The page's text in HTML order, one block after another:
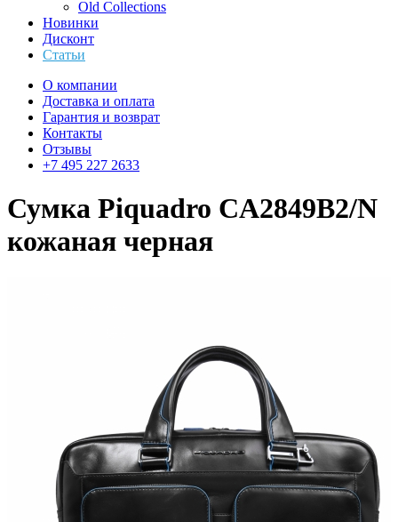
Old Collections
Новинки
Дисконт
Статьи
О компании
Доставка и оплата
Гарантия и возврат
Контакты
Отзывы
+7 495 227 2633
Сумка Piquadro CA2849B2/N
кожаная черная